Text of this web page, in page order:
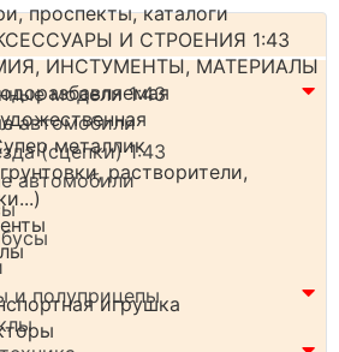
проспекты, каталоги
И СТРОЕНИЯ 1:43
ИНСТУМЕНТЫ, МАТЕРИАЛЫ
металлик
растворители,
игрушка
модели 1:43
автомобили
(сцепки) 1:43
автомобили
и полуприцепы